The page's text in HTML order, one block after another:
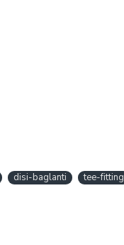
disi-baglanti tee-fitting